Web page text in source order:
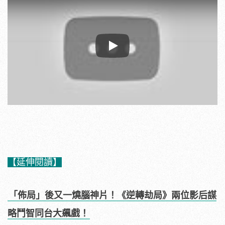
Play
【延伸閱讀】
「佈局」後又一燒腦神片！《逆轉劫局》兩位影后謀
略鬥智同台大飆戲！